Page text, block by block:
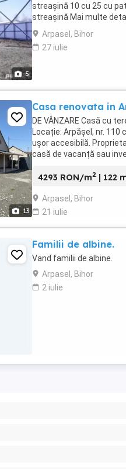
5
streașină 10 cu 25 cu
streașină Mai multe
deplasăm în toată țara
Arpasel, Bihor
27 iulie
13
Casa renovata in
DE VÂNZARE Casă cu
Locație: Arpășel, nr.
ușor accesibilă.
casă de vacanță sau
4293 RON/m2 | 122
Arpasel, Bihor
21 iulie
Familii de albine.
Vand familii de albine.
Arpasel, Bihor
2 iulie